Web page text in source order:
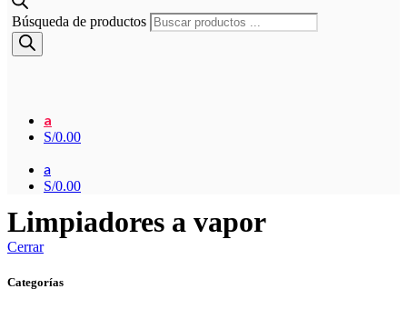
Búsqueda de productos
a
S/0.00
a
S/0.00
Limpiadores a vapor
Cerrar
Categorías